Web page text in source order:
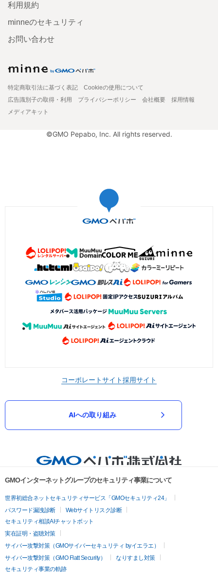
利用規約
minneのセキュリティ
お問い合わせ
特定商取引法に基づく表記
Cookieの使用について
広告識別子の取得・利用
プライバシーポリシー 会社概要
採用情報
メディアキット
©GMO Pepabo, Inc. All rights reserved.
コーポレートサイト採用サイト
AIへの取り組み
GMOインターネットグループのセキュリティ事業について
世界初総合ネットセキュリティサービス「GMOセキュリティ24」
パスワード漏洩診断
Webサイトリスク診断
セキュリティ相談AIチャットボット
実在証明・盗聴対策
サイバー攻撃対策（GMOサイバーセキュリティ byイエラエ）
サイバー攻撃対策（GMO Flatt Security）
なりすまし対策
セキュリティ事業の軌跡